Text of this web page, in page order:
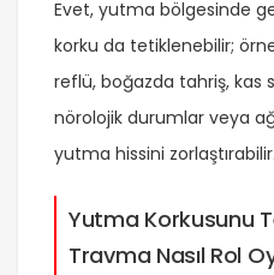
Evet, yutma bölgesinde
korku da tetiklenebilir;
reflü, boğazda tahriş, kas
nörolojik durumlar veya
yutma hissini zorlaştırabilir.
Yutma Korkusunu
Travma Nasıl Rol